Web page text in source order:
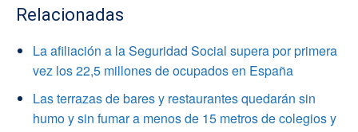
Relacionadas
La afiliación a la Seguridad Social supera por primera
vez los 22,5 millones de ocupados en España
Las terrazas de bares y restaurantes quedarán sin
humo y sin fumar a menos de 15 metros de colegios y